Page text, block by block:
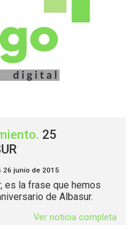
. 25
junio de 2015
es la frase que hemos
de Albasur.
Ver noticia completa